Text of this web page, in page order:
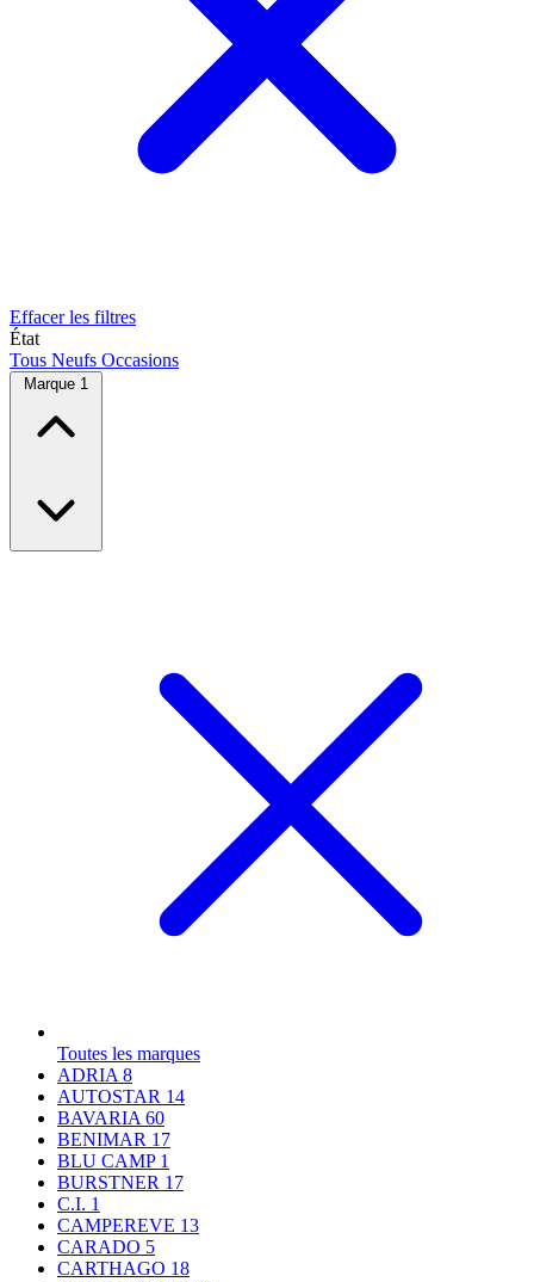
Effacer les filtres
État
Tous Neufs Occasions
Marque 1
Toutes les marques
ADRIA 8
AUTOSTAR 14
BAVARIA 60
BENIMAR 17
BLU CAMP 1
BURSTNER 17
C.I. 1
CAMPEREVE 13
CARADO 5
CARTHAGO 18